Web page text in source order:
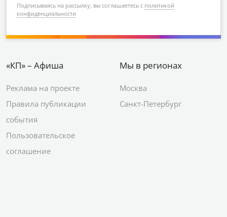
Подписываясь на рассылку, вы соглашаетесь с политикой
конфиденциальности
«КП» – Афиша
Реклама на проекте
Правила публикации
события
Пользовательское
соглашение
Мы в регионах
Москва
Санкт-Петербург